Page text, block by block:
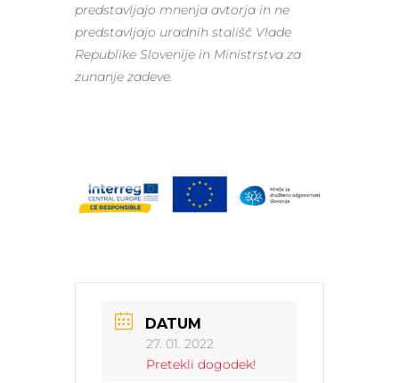
predstavljajo mnenja avtorja in ne
predstavljajo uradnih stališč Vlade
Republike Slovenije in Ministrstva za
zunanje zadeve.
DATUM
27. 01. 2022
Pretekli dogodek!